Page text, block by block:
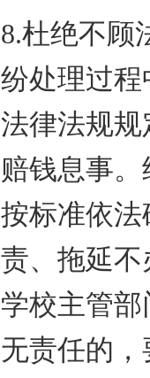
绝不顾法
处理过
律法规
钱息事
标准依
、拖延
校主管
责任的